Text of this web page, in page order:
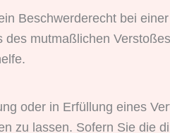
Beschwerderecht bei
mutmaßlichen
oder in Erfüllung eines
zu lassen. Sofern Sie die